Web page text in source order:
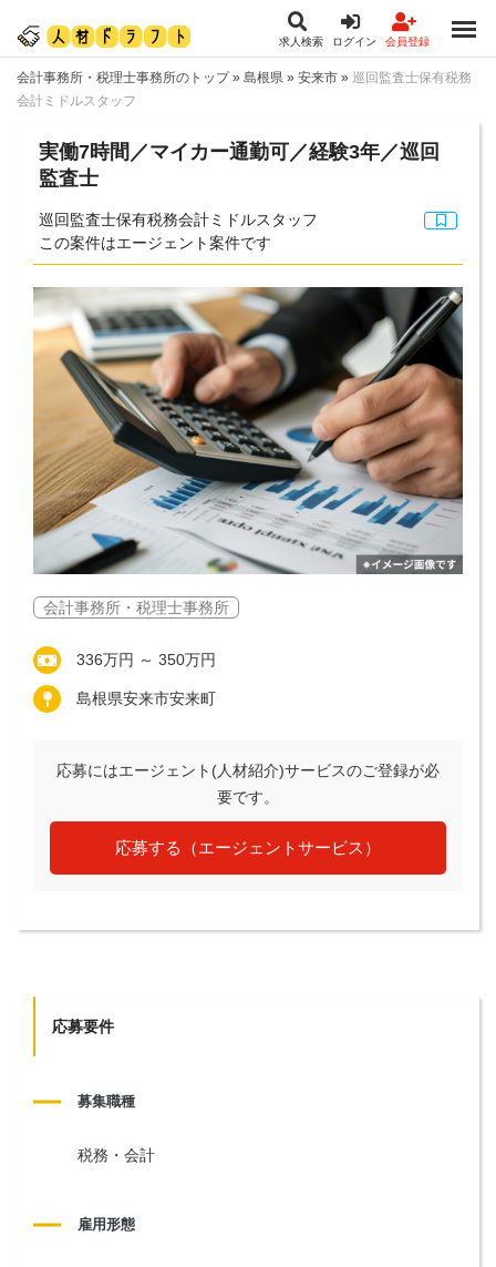
求人検索 ログイン 会員登録
会計事務所・税理士事務所のトップ» 島根県 » 安来市 » 巡回監査士保有税務
会計ミドルスタッフ
実働7時間／マイカー通勤可／経験3年／巡回
監査士
巡回監査士保有税務会計ミドルスタッフ
この案件はエージェント案件です
会計事務所・税理士事務所
336万円 ～ 350万円
島根県安来市安来町
応募にはエージェント(人材紹介)サービスのご登録が必
要です。
応募する（エージェントサービス）
応募要件
募集職種
税務・会計
雇用形態